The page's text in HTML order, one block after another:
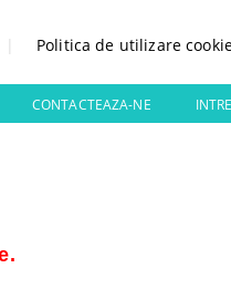
Politica de utilizare
CONTACTEAZA-NE